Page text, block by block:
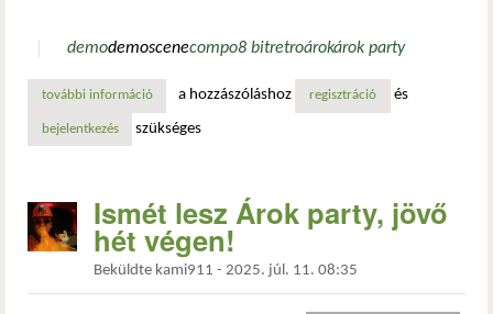
demodemoscenecompo8 bitretroárokárok party
további információaz árok party már tart, távolról is tudod követni
a hozzászóláshoz regisztráció és
bejelentkezés szükséges
Ismét lesz Árok party, jövő
hét végen!
Beküldte kami911 - 2025. júl. 11. 08:35